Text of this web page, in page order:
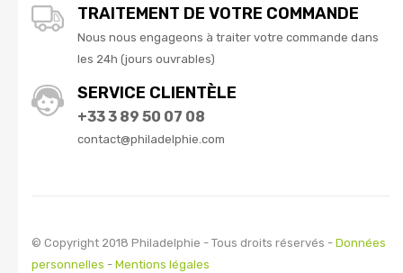
TRAITEMENT DE VOTRE COMMANDE
Nous nous engageons à traiter votre commande dans
les 24h (jours ouvrables)
SERVICE CLIENTÈLE
+33 3 89 50 07 08
contact@philadelphie.com
© Copyright 2018 Philadelphie - Tous droits réservés - Données
personnelles - Mentions légales